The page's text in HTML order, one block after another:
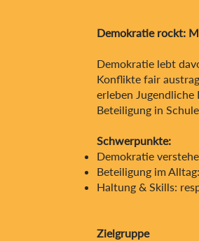
Demokratie rockt:
Demokratie lebt
Konflikte fair
erleben
Beteiligung in
Schwerpunkte:
Demokratie
Beteiligung im
Haltung & Skills:
Zielgruppe